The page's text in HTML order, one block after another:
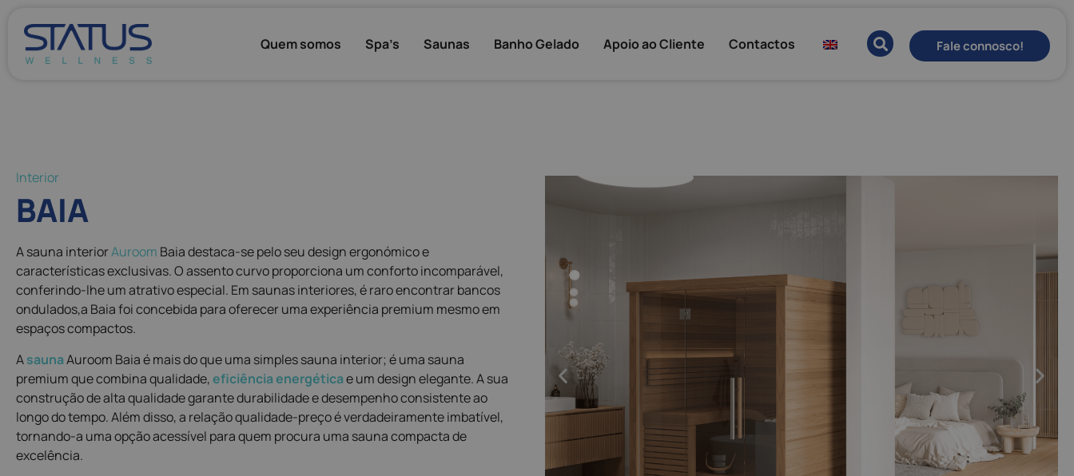
Quem somos Spa’s Saunas Banho Gelado Apoio ao Cliente Contactos Fale connosco!
Interior
BAIA
A sauna interiorAuroom Baia destaca-se pelo seu design ergonómico e
características exclusivas. O assento curvo proporciona um conforto incomparável,
conferindo-lhe um atrativo especial. Em saunas interiores, é raro encontrar bancos
ondulados,a Baia foi concebida para oferecer uma experiência premium mesmo em
espaços compactos.
AsaunaAuroom Baia é mais do que uma simples sauna interior; é uma sauna
premium que combina qualidade,eficiência energéticae um design elegante. A sua
construção de alta qualidade garante durabilidade e desempenho consistente ao
longo do tempo. Além disso, a relação qualidade-preço é verdadeiramente imbatível,
tornando-a uma opção acessível para quem procura uma sauna compacta de
excelência.